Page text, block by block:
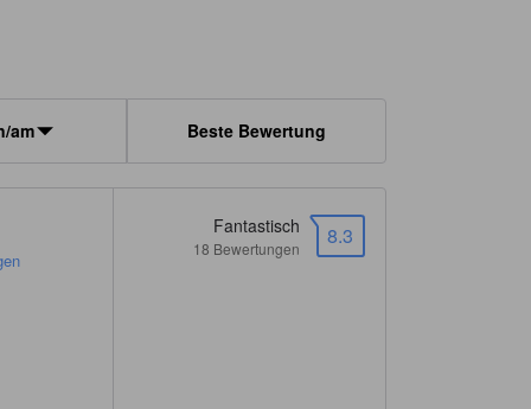
am Beste Bewertung
8.3
Fantastisch
18 Bewertungen